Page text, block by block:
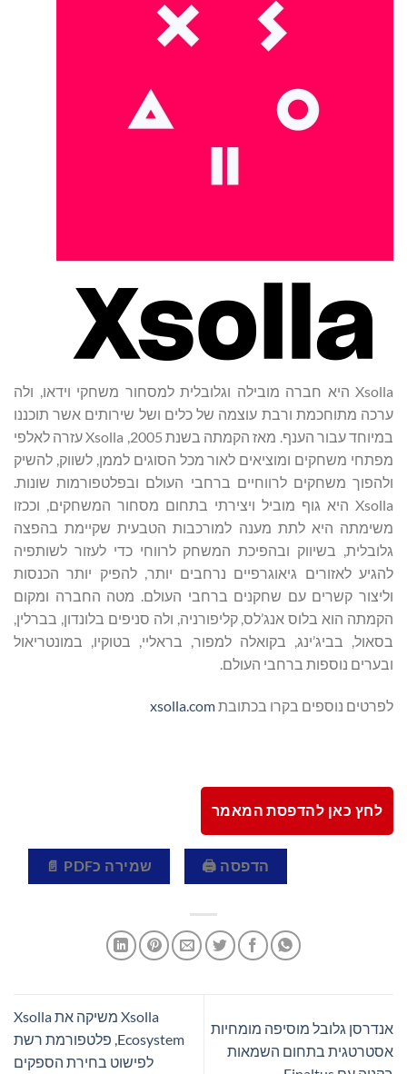
Xsolla היא חברה מובילה וגלובלית למסחור משחקי וידאו, ולה
ערכה מתוחכמת ורבת עוצמה של כלים ושל שירותים אשר תוכננו
במיוחד עבור הענף. מאז הקמתה בשנת 2005, Xsolla עזרה לאלפי
מפתחי משחקים ומוציאים לאור מכל הסוגים לממן, לשווק, להשיק
ולהפוך משחקים לרווחיים ברחבי העולם ובפלטפורמות שונות.
Xsolla היא גוף מוביל ויצירתי בתחום מסחור המשחקים, וככזו
משימתה היא לתת מענה למורכבות הטבעית שקיימת בהפצה
גלובלית, בשיווק ובהפיכת המשחק לרווחי כדי לעזור לשותפיה
להגיע לאזורים גיאוגרפיים נרחבים יותר, להפיק יותר הכנסות
וליצור קשרים עם שחקנים ברחבי העולם. מטה החברה ומקום
הקמתה הוא בלוס אנג’לס, קליפורניה, ולה סניפים בלונדון, בברלין,
בסאול, בביג’ינג, בקואלה למפור, בראליי, בטוקיו, במונטריאול
ובערים נוספות ברחבי העולם.
לפרטים נוספים בקרו בכתובתxsolla.com
לחץ כאן להדפסת המאמר
הדפסה 🖨 שמירה כPDF 📄
אנדרסן גלובל מוסיפה מומחיות
אסטרטגית בתחום השמאות
Xsolla משיקה את Xsolla
Ecosystem, פלטפורמת רשת
לפישוט בחירת הספקים